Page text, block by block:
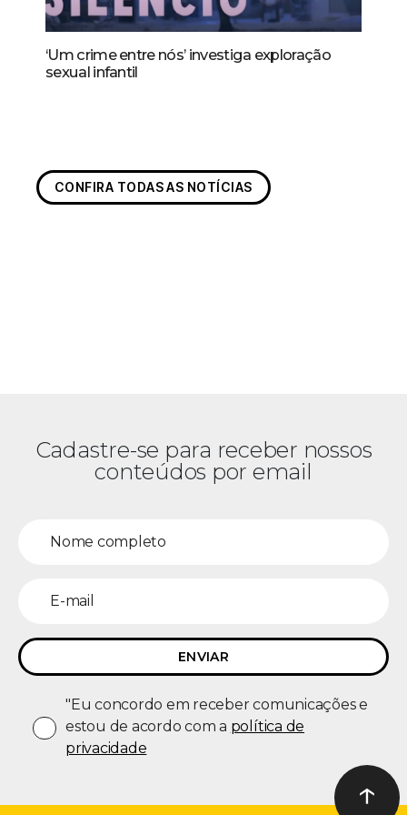
‘Um crime entre nós’ investiga exploração
sexual infantil
CONFIRA TODAS AS NOTÍCIAS
Cadastre-se para receber nossos
conteúdos por email
"Eu concordo em receber comunicações e
estou de acordo com a política de
privacidade
Ir ao
↑